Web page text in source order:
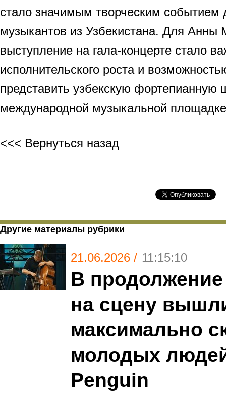
стало значимым творческим
музыкантов из Узбекистана. Для Анны
выступление на гала-концерте стало
исполнительского роста и
представить узбекскую фортепианную
международной музыкальной
<<< Вернуться назад
Другие материалы рубрики
21.06.2026 / 11:15:10
В
на сцену
максимально
молодых
Penguin